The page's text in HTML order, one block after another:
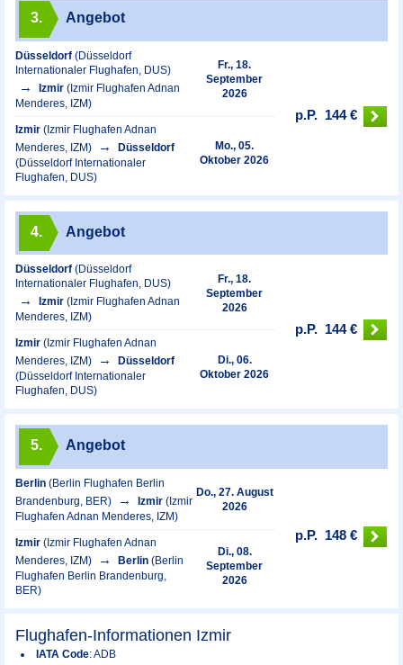
3. Angebot
Düsseldorf (Düsseldorf
Internationaler Flughafen, DUS)
Izmir (Izmir Flughafen Adnan
Menderes, IZM)
Fr., 18.
September
2026
Izmir (Izmir Flughafen Adnan
Menderes, IZM)
Düsseldorf
(Düsseldorf Internationaler
Flughafen, DUS)
Mo., 05.
Oktober 2026
p.P. 144 €
4. Angebot
Düsseldorf (Düsseldorf
Internationaler Flughafen, DUS)
Izmir (Izmir Flughafen Adnan
Menderes, IZM)
Fr., 18.
September
2026
Izmir (Izmir Flughafen Adnan
Menderes, IZM)
Düsseldorf
(Düsseldorf Internationaler
Flughafen, DUS)
Di., 06.
Oktober 2026
p.P. 144 €
5. Angebot
Berlin (Berlin Flughafen Berlin
Brandenburg, BER)
Izmir (Izmir
Flughafen Adnan Menderes, IZM)
Do., 27. August
2026
Izmir (Izmir Flughafen Adnan
Menderes, IZM)
Berlin (Berlin
Flughafen Berlin Brandenburg,
BER)
Di., 08.
September
2026
p.P. 148 €
Flughafen-Informationen Izmir
IATA Code: ADB